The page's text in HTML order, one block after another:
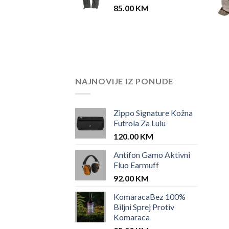
85.00 KM
NAJNOVIJE IZ PONUDE
Zippo Signature Kožna
Futrola Za Lulu
120.00 KM
Antifon Gamo Aktivni
Fluo Earmuff
92.00 KM
KomaracaBez 100%
Biljni Sprej Protiv
Komaraca